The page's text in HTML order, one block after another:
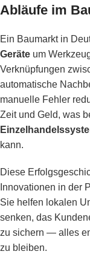
Abläufe im
Ein Baumarkt in
Geräte um
Verknüpfungen
automatische
manuelle Fehler
Zeit und Geld, was
kann.
Diese
Innovationen in der
Sie helfen lokalen
senken, das
zu sichern — alles
zu bleiben.